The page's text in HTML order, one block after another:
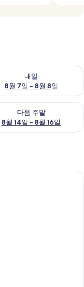
7일
내일
8월 7일 ~ 8월 8일
약 가능 여부 확인, 8월
8월 9일
다음 주말
8월 14일 ~ 8월 16일
말 예약 가능 여부 확인,
, 레인폴 샤워기, 고급 세면용